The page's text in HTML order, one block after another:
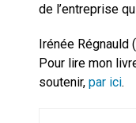
de l’entreprise
Irénée Régnauld (
Pour lire mon
soutenir, par ici.